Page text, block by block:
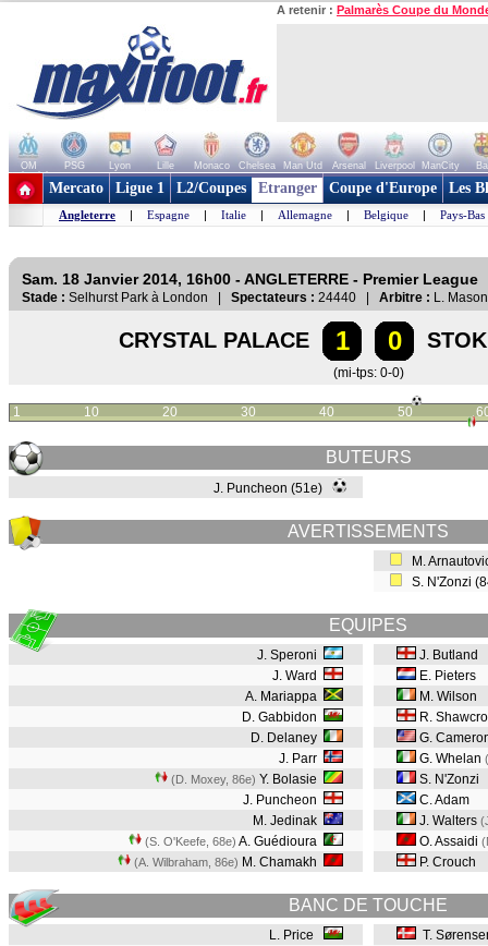
A retenir : Palmarès Coupe du
OM PSG Lyon Lille Monaco Chelsea Man Utd Arsenal Liverpool ManCity
+ de clubs
Mercato Ligue 1 L2/Coupes Etranger Coupe d'Europe Les
Angleterre | Espagne | Italie | Allemagne | Belgique | Pays-Bas
Sam. 18 Janvier 2014, 16h00 - ANGLETERRE - Premier League
Stade : Selhurst Park à London | Spectateurs : 24440 | Arbitre : L. Mason
CRYSTAL PALACE 1 0
(mi-tps: 0-0)
1 10 20 30 40 50
BUTEURS
J. Puncheon (51e)
AVERTISSEMENTS
M.
S. N'Zonzi
EQUIPES
J. Speroni
J. Ward
A. Mariappa
D. Gabbidon
D. Delaney
J. Parr
(D. Moxey, 86e) Y. Bolasie
J. Puncheon
M. Jedinak
(S. O'Keefe, 68e) A. Guédioura
(A. Wilbraham, 86e) M. Chamakh
J. Butland
E. Pieters
M. Wilson
R.
G.
G. Whelan
S. N'Zonzi
C. Adam
J. Walters
O. Assaidi
P. Crouch
BANC DE TOUCHE
L. Price
T.